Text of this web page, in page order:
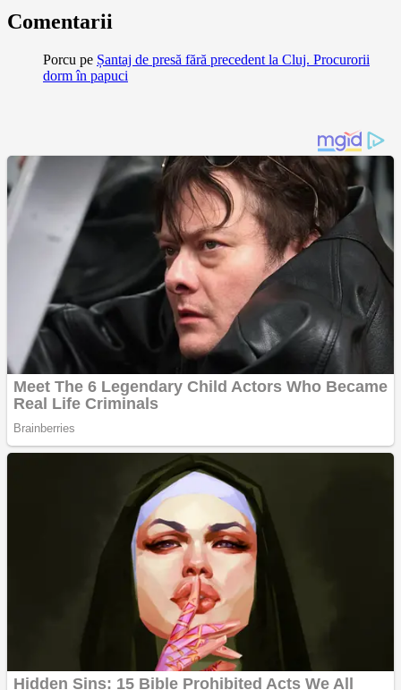
Comentarii
Porcu pe Șantaj de presă fără precedent la Cluj. Procurorii
dorm în papuci